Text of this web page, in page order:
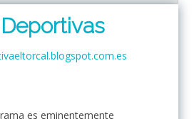
es eminentemente